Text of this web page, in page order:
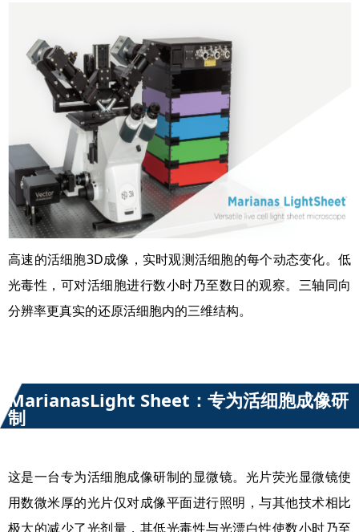
高速的活细胞3D成像，实时观测活细胞的每个动态变化。低
光毒性，可对活细胞进行数小时乃至数日的观察。三轴同向
分辨率更真实的还原活细胞内的三维结构。
MarianasLight Sheet：专为活细胞成像研
制
这是一台专为活细胞成像研制的显微镜。光片荧光显微镜使
用数微米厚的光片仅对成像平面进行照明，与其他技术相比
极大的减少了光剂量，其低光毒性与光漂白性使数小时乃至